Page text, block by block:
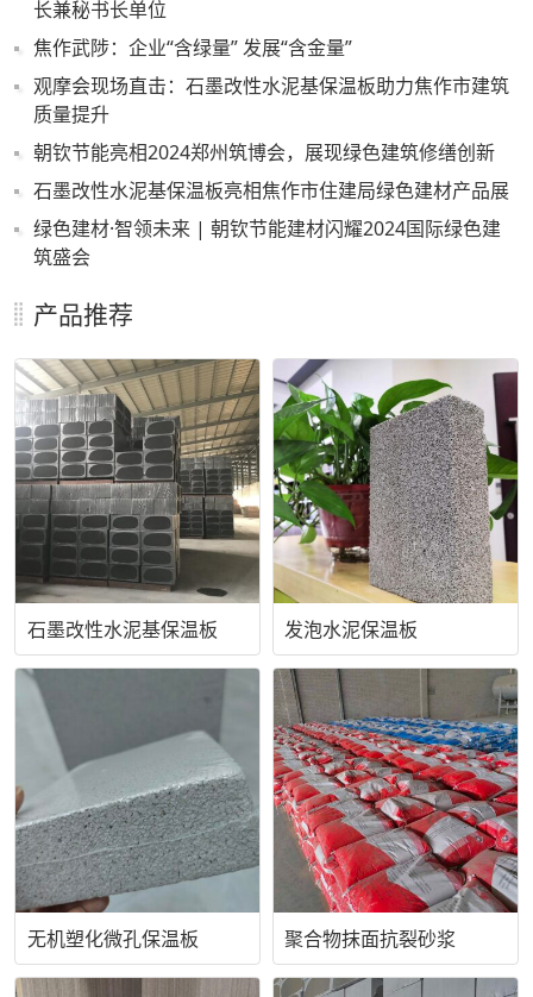
长兼秘书长单位
焦作武陟：企业“含绿量” 发展“含金量”
观摩会现场直击：石墨改性水泥基保温板助力焦作市建筑
质量提升
朝钦节能亮相2024郑州筑博会，展现绿色建筑修缮创新
石墨改性水泥基保温板亮相焦作市住建局绿色建材产品展
绿色建材·智领未来 | 朝钦节能建材闪耀2024国际绿色建
筑盛会
产品推荐
石墨改性水泥基保温板 发泡水泥保温板
无机塑化微孔保温板 聚合物抹面抗裂砂浆